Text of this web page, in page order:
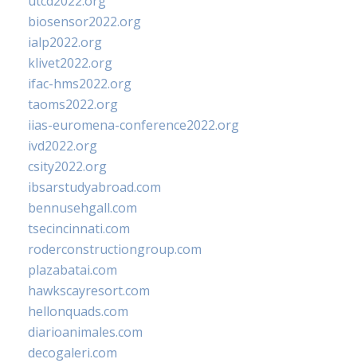
biosensor2022.org
ialp2022.org
klivet2022.org
ifac-hms2022.org
taoms2022.org
iias-euromena-conference2022.org
ivd2022.org
csity2022.org
ibsarstudyabroad.com
bennusehgall.com
tsecincinnati.com
roderconstructiongroup.com
plazabatai.com
hawkscayresort.com
hellonquads.com
diarioanimales.com
decogaleri.com